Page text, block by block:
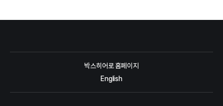
박스히어로 홈페이지
English